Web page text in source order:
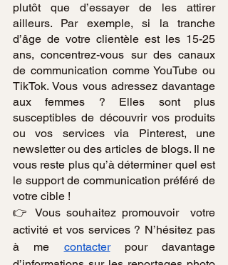
plutôt que d’essayer de les attirer
ailleurs. Par exemple, si la tranche
d’âge de votre clientèle est les 15-25
ans, concentrez-vous sur des canaux
de communication comme YouTube ou
TikTok. Vous vous adressez davantage
aux femmes ? Elles sont plus
susceptibles de découvrir vos produits
ou vos services via Pinterest, une
newsletter ou des articles de blogs. Il ne
vous reste plus qu’à déterminer quel est
le support de communication préféré de
votre cible !
👉 Vous souhaitez promouvoir  votre
activité et vos services ? N’hésitez pas
à me contacter pour davantage